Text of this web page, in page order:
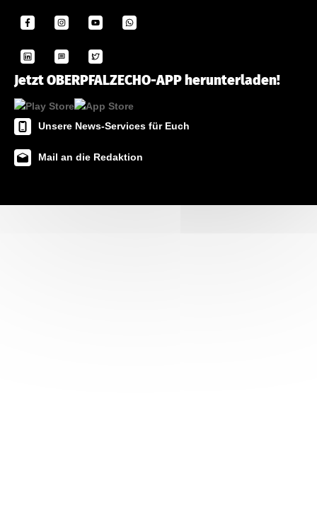
Jetzt OBERPFALZECHO-APP herunterladen!
Unsere News-Services für Euch
Mail an die Redaktion